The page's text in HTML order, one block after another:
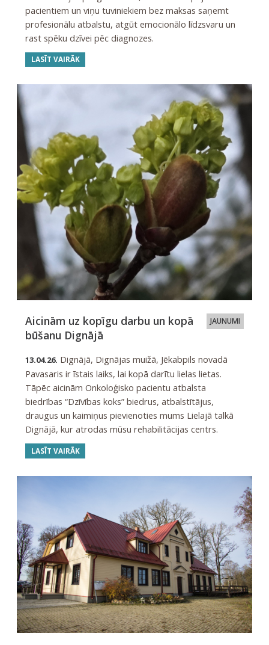
pacientiem un viņu tuviniekiem bez maksas saņemt
profesionālu atbalstu, atgūt emocionālo līdzsvaru un
rast spēku dzīvei pēc diagnozes.
LASĪT VAIRĀK
JAUNUMI
Aicinām uz kopīgu darbu un kopā
būšanu Dignājā
13.04.26. Dignājā, Dignājas muižā, Jēkabpils novadā
Pavasaris ir īstais laiks, lai kopā darītu lielas lietas.
Tāpēc aicinām Onkoloģisko pacientu atbalsta
biedrības “Dzīvības koks” biedrus, atbalstītājus,
draugus un kaimiņus pievienoties mums Lielajā talkā
Dignājā, kur atrodas mūsu rehabilitācijas centrs.
LASĪT VAIRĀK